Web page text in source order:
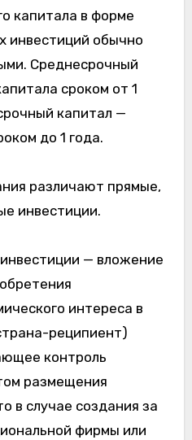
капитала в форме
инвестиций обычно
Среднесрочный
сроком от 1
капитал —
до 1 года.
различают прямые,
инвестиции.
— вложение
интереса в
реципиент)
контроль
размещения
в случае создания за
фирмы или